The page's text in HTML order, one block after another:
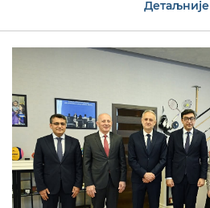
Детаљније